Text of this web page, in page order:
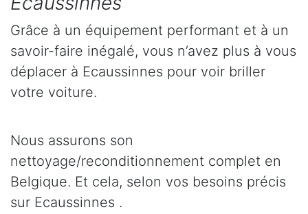
Grâce à un équipement performant et à un
savoir-faire inégalé, vous n’avez plus à vous
déplacer à Ecaussinnes pour voir briller
votre voiture.
Nous assurons son
nettoyage/reconditionnement complet en
Belgique. Et cela, selon vos besoins précis
sur Ecaussinnes .